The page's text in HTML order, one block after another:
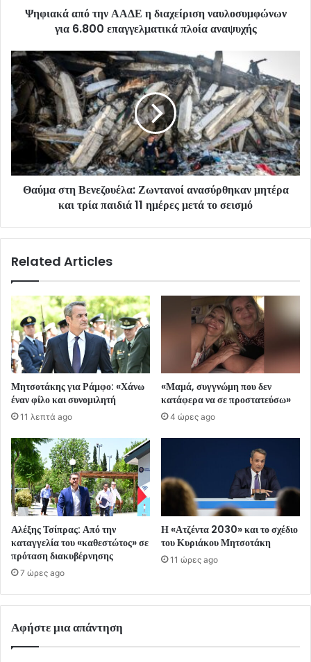
Ψηφιακά από την ΑΑΔΕ η διαχείριση ναυλοσυμφώνων
για 6.800 επαγγελματικά πλοία αναψυχής
Θαύμα στη Βενεζουέλα: Ζωντανοί ανασύρθηκαν μητέρα
και τρία παιδιά 11 ημέρες μετά το σεισμό
Related Articles
Μητσοτάκης για Ράμφο: «Χάνω
έναν φίλο και συνομιλητή
11 λεπτά ago
«Μαμά, συγγνώμη που δεν
κατάφερα να σε προστατεύσω»
4 ώρες ago
Αλέξης Τσίπρας: Από την
καταγγελία του «καθεστώτος» σε
πρόταση διακυβέρνησης
7 ώρες ago
Η «Ατζέντα 2030» και το σχέδιο
του Κυριάκου Μητσοτάκη
11 ώρες ago
Αφήστε μια απάντηση